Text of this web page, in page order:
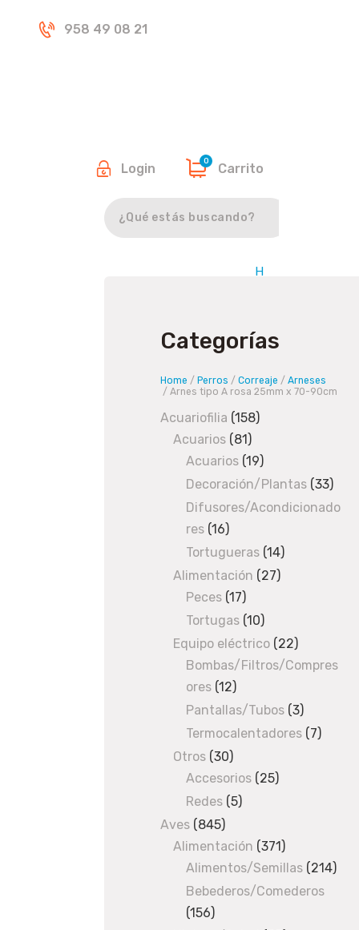
958 49 08 21
Login Carrito
0
Tienda
H
e
/P
r
r
s
/
o
r
e
a
e
/
r
n
s
e
/ Arnes
25mm
x
70-
Categorías
Home /Perros /Correaje /Arneses
/ Arnes tipo A rosa 25mm x 70-90cm
Acuariofilia 158158
Acuarios 8181
products
Acuarios 1919
products
Decoración/Plantas 3333
Difusores/Acondicionado
res 1616
products
Tortugueras 1414
Alimentación 2727
Peces 1717
products
Tortugas 1010
products
Equipo eléctrico 2222
products
Bombas/Filtros/Compres
ores 1212
products
Pantallas/Tubos 33
products
Termocalentadores 77
Otros 3030
products
Accesorios 2525
Redes 55
Aves 845845
products
Alimentación 371371
products
Alimentos/Semillas 214214
Bebederos/Comederos
156156